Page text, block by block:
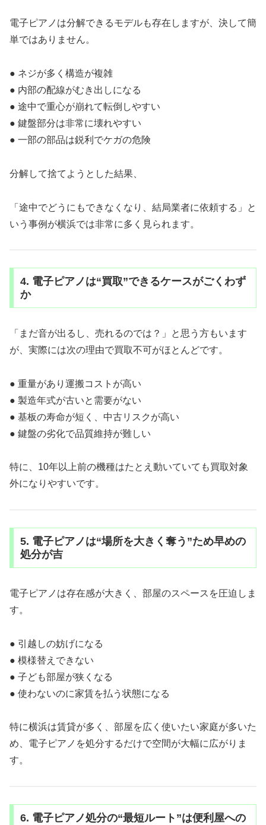
電子ピアノは分解できるモデルも存在しますが、決して簡
単ではありません。
● ネジが多く構造が複雑
● 内部の配線がむき出しになる
● 途中で重心が崩れて転倒しやすい
● 鍵盤部分は非常に壊れやすい
● 一部の部品は鋭利でケガの危険
分解して捨てようとした結果、
「途中でどうにもできなくなり、結局業者に依頼する」と
いう事例が横浜では非常に多く見られます。
4. 電子ピアノは“買取”できるケースがごくわず
か
「まだ音が出るし、売れるのでは？」と思う方もいます
が、実際には次の理由で買取不可がほとんどです。
● 重量があり運搬コストが高い
● 製造年式が古いと需要がない
● 基板の寿命が短く、中古リスクが高い
● 鍵盤の劣化で品質維持が難しい
特に、10年以上前の機種はたとえ動いていても買取対象
外になりやすいです。
5. 電子ピアノは“場所を大きく奪う”ため早めの
処分が吉
電子ピアノは存在感が大きく、部屋のスペースを圧迫しま
す。
● 引越しの妨げになる
● 模様替えできない
● 子ども部屋が狭くなる
● 使わないのに家賃を払う状態になる
特に横浜は賃貸が多く、部屋を広く使いたい家庭が多いた
め、電子ピアノを処分するだけで空間が大幅に広がりま
す。
6. 電子ピアノ処分の“最短ルート”は便利屋への